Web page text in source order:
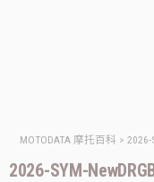
MOTODATA 摩托百科 > 2026-
2026-SYM-